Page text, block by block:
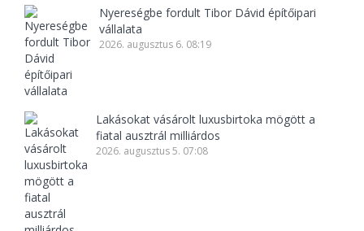
Nyereségbe fordult Tibor Dávid építőipari
vállalata
2026. augusztus 6. 08:19
Lakásokat vásárolt luxusbirtoka mögött a
fiatal ausztrál milliárdos
2026. augusztus 5. 07:08